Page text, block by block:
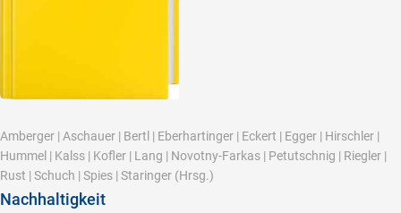
Amberger | Aschauer | Bertl | Eberhartinger | Eckert | Egger | Hirschler |
Hummel | Kalss | Kofler | Lang | Novotny-Farkas | Petutschnig | Riegler |
Rust | Schuch | Spies | Staringer (Hrsg.)
Nachhaltigkeit